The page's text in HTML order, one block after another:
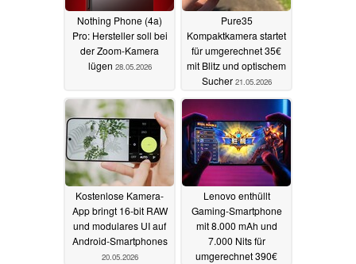
Nothing Phone (4a)
Pro: Hersteller soll bei
der Zoom-Kamera
lügen 28.05.2026
Pure35
Kompaktkamera startet
für umgerechnet 35€
mit Blitz und optischem
Sucher 21.05.2026
Kostenlose Kamera-
App bringt 16-bit RAW
und modulares UI auf
Android-Smartphones
20.05.2026
Lenovo enthüllt
Gaming-Smartphone
mit 8.000 mAh und
7.000 Nits für
umgerechnet 390€